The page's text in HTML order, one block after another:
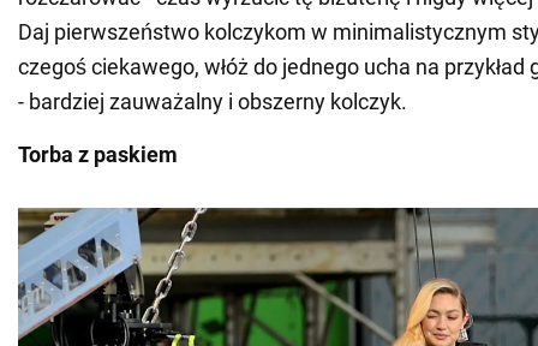
Daj pierwszeństwo kolczykom w minimalistycznym
czegoś ciekawego, włóż do jednego ucha na przykład
- bardziej zauważalny i obszerny kolczyk.
Torba z paskiem